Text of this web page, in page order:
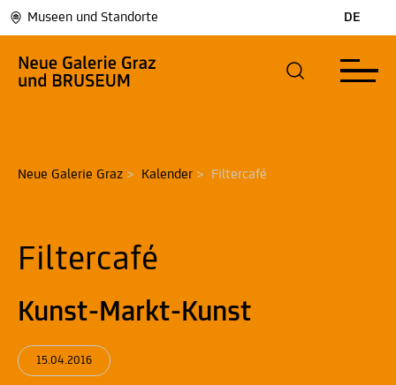
Museen und Standorte DE
Neue Galerie Graz > Kalender > Filtercafé
Filtercafé
Kunst-Markt-Kunst
15.04.2016